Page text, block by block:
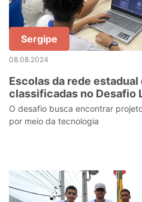
Sergipe
08.08.2024
Escolas da rede estadual
classificadas no Desafio
O desafio busca encontrar
por meio da tecnologia